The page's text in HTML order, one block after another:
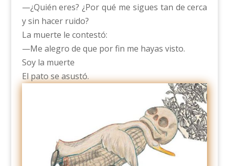
—¿Quién eres? ¿Por qué me sigues tan de cerca
y sin hacer ruido?
La muerte le contestó:
—Me alegro de que por fin me hayas visto.
Soy la muerte
El pato se asustó.